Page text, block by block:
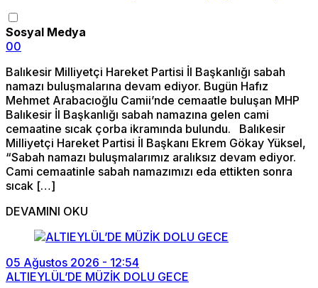
Sosyal Medya
00
Balıkesir Milliyetçi Hareket Partisi İl Başkanlığı sabah
namazı buluşmalarına devam ediyor. Bugün Hafız
Mehmet Arabacıoğlu Camii’nde cemaatle buluşan MHP
Balıkesir İl Başkanlığı sabah namazına gelen cami
cemaatine sıcak çorba ikramında bulundu. Balıkesir
Milliyetçi Hareket Partisi İl Başkanı Ekrem Gökay Yüksel,
“Sabah namazı buluşmalarımız aralıksız devam ediyor.
Cami cemaatinle sabah namazımızı eda ettikten sonra
sıcak […]
DEVAMINI OKU
05 Ağustos 2026 - 12:54
ALTIEYLÜL’DE MÜZİK DOLU GECE